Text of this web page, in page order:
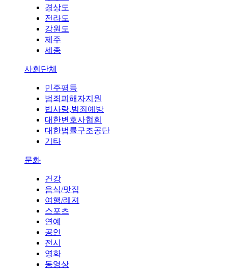
경상도
전라도
강원도
제주
세종
사회단체
민주평등
범죄피해자지원
법사랑,범죄예방
대한변호사협회
대한법률구조공단
기타
문화
건강
음식/맛집
여행/레져
스포츠
연예
공연
전시
영화
동영상